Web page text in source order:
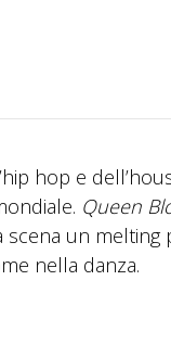
hop e
Queen
un
nella danza.